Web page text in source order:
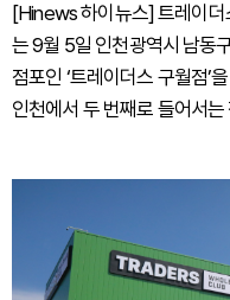
[Hinews 하이뉴스] 트레이
는 9월 5일 인천광역시 남동
점포인 ‘트레이더스 구월점’
인천에서 두 번째로 들어서는